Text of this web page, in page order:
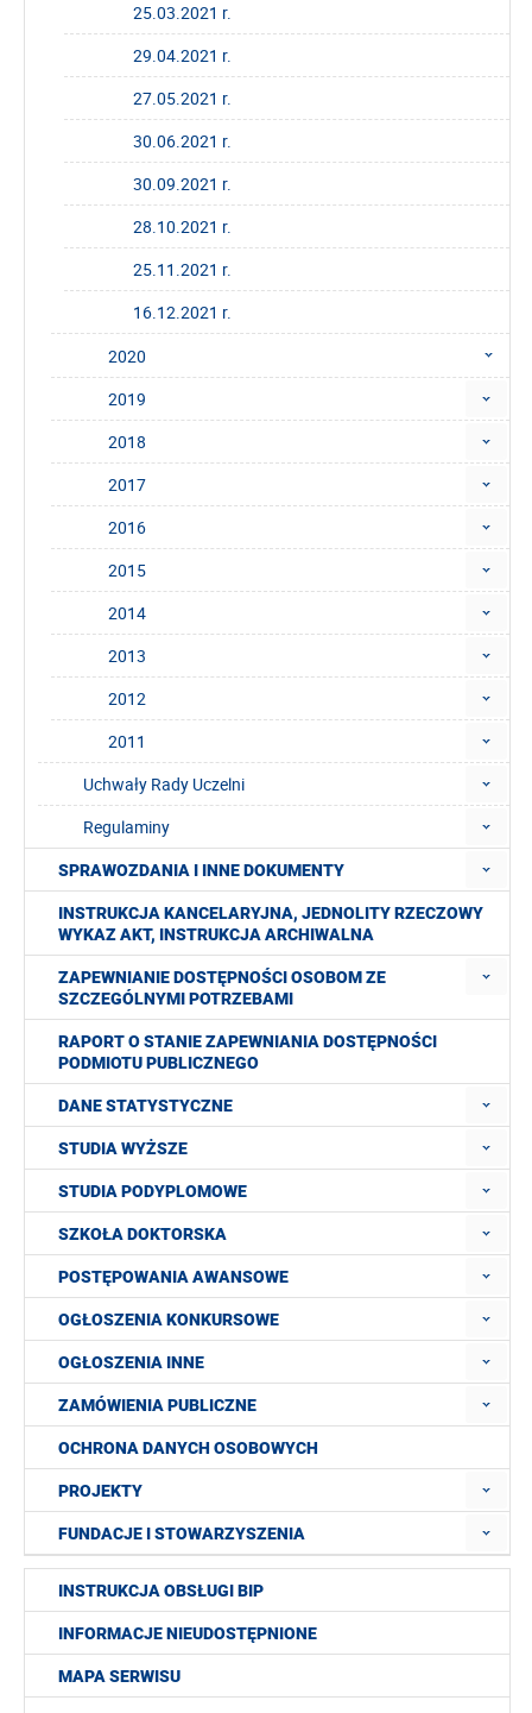
25.03.2021 r.
29.04.2021 r.
27.05.2021 r.
30.06.2021 r.
30.09.2021 r.
28.10.2021 r.
25.11.2021 r.
16.12.2021 r.
2020
2019
2018
2017
2016
2015
2014
2013
2012
2011
Uchwały Rady Uczelni
Regulaminy
SPRAWOZDANIA I INNE DOKUMENTY
INSTRUKCJA KANCELARYJNA, JEDNOLITY RZECZOWY
WYKAZ AKT, INSTRUKCJA ARCHIWALNA
ZAPEWNIANIE DOSTĘPNOŚCI OSOBOM ZE
SZCZEGÓLNYMI POTRZEBAMI
RAPORT O STANIE ZAPEWNIANIA DOSTĘPNOŚCI
PODMIOTU PUBLICZNEGO
DANE STATYSTYCZNE
STUDIA WYŻSZE
STUDIA PODYPLOMOWE
SZKOŁA DOKTORSKA
POSTĘPOWANIA AWANSOWE
OGŁOSZENIA KONKURSOWE
OGŁOSZENIA INNE
ZAMÓWIENIA PUBLICZNE
OCHRONA DANYCH OSOBOWYCH
PROJEKTY
FUNDACJE I STOWARZYSZENIA
INSTRUKCJA OBSŁUGI BIP
INFORMACJE NIEUDOSTĘPNIONE
MAPA SERWISU